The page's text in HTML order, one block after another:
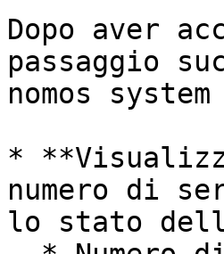
Dopo aver
passaggio
nomos
*
numero di
lo stato